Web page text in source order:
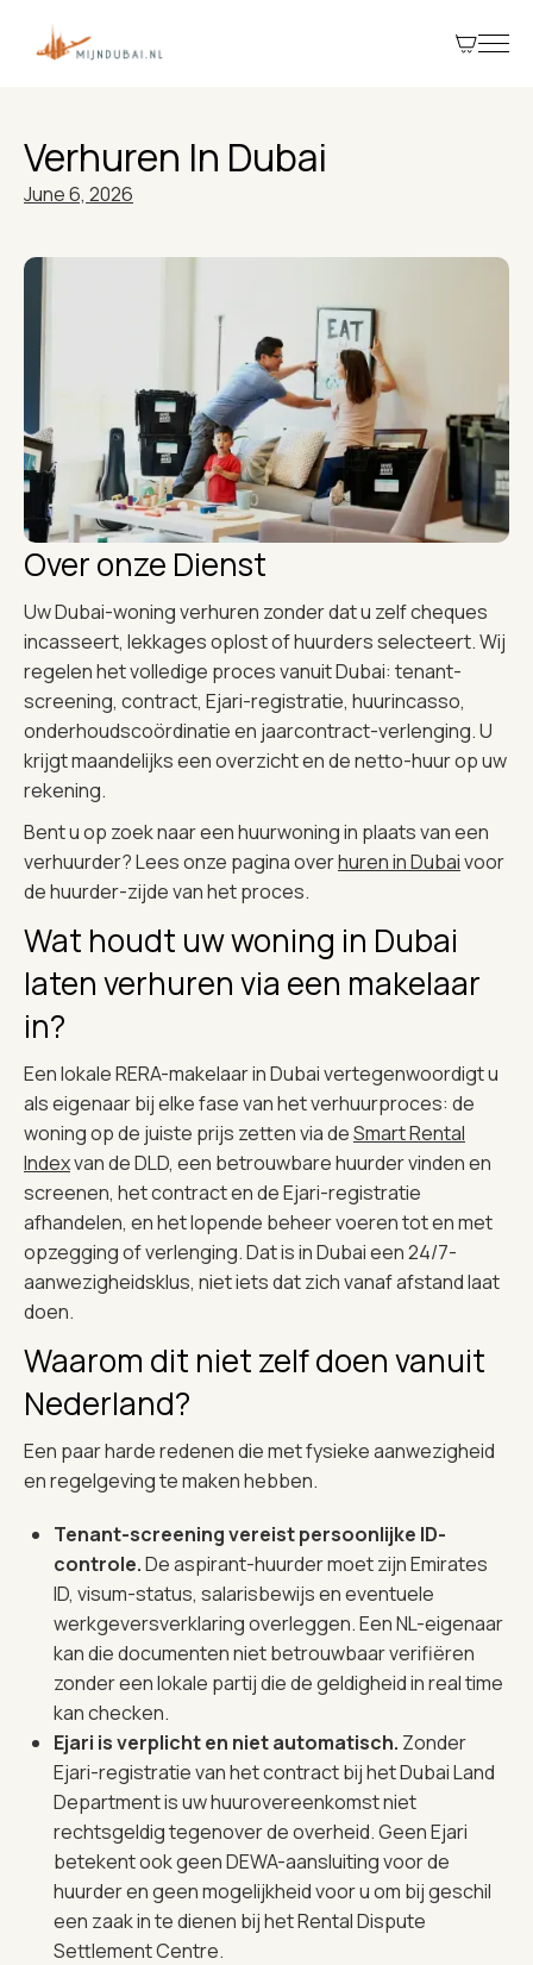
Verhuren In Dubai
June 6, 2026
Over onze Dienst
Uw Dubai-woning verhuren zonder dat u zelf cheques
incasseert, lekkages oplost of huurders selecteert. Wij
regelen het volledige proces vanuit Dubai: tenant-
screening, contract, Ejari-registratie, huurincasso,
onderhoudscoördinatie en jaarcontract-verlenging. U
krijgt maandelijks een overzicht en de netto-huur op uw
rekening.
Bent u op zoek naar een huurwoning in plaats van een
verhuurder? Lees onze pagina overhuren in Dubaivoor
de huurder-zijde van het proces.
Wat houdt uw woning in Dubai
laten verhuren via een makelaar
in?
Een lokale RERA-makelaar in Dubai vertegenwoordigt u
als eigenaar bij elke fase van het verhuurproces: de
woning op de juiste prijs zetten via deSmart Rental
Indexvan de DLD, een betrouwbare huurder vinden en
screenen, het contract en de Ejari-registratie
afhandelen, en het lopende beheer voeren tot en met
opzegging of verlenging. Dat is in Dubai een 24/7-
aanwezigheidsklus, niet iets dat zich vanaf afstand laat
doen.
Waarom dit niet zelf doen vanuit
Nederland?
Een paar harde redenen die met fysieke aanwezigheid
en regelgeving te maken hebben.
Tenant-screening vereist persoonlijke ID-
controle.De aspirant-huurder moet zijn Emirates
ID, visum-status, salarisbewijs en eventuele
werkgeversverklaring overleggen. Een NL-eigenaar
kan die documenten niet betrouwbaar verifiëren
zonder een lokale partij die de geldigheid in real time
kan checken.
Ejari is verplicht en niet automatisch. Zonder
Ejari-registratie van het contract bij het Dubai Land
Department is uw huurovereenkomst niet
rechtsgeldig tegenover de overheid. Geen Ejari
betekent ook geen DEWA-aansluiting voor de
huurder en geen mogelijkheid voor u om bij geschil
een zaak in te dienen bij het Rental Dispute
Settlement Centre.